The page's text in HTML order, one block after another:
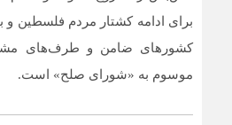
برای ادامه کشتار مردم فلسطین و
کشورهای ضامن و طرف‌های
موسوم به «شورای صلح» است.